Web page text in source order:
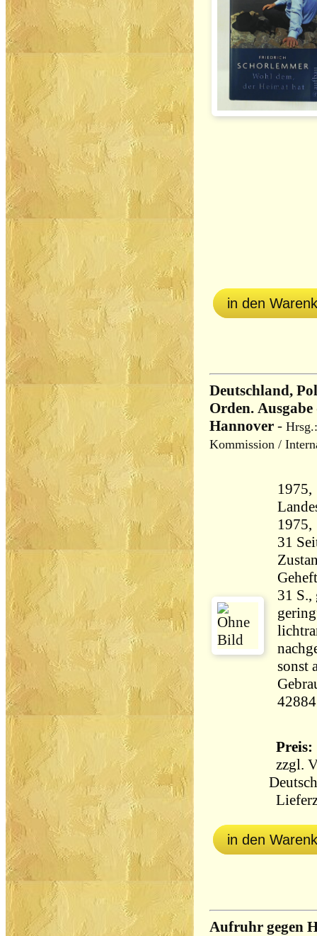
in den
Deutschland,
Orden.
Hannover -
Kommission /
31 S.,
sonst
42884
Preis:
zzgl.
in den
Aufruhr gegen